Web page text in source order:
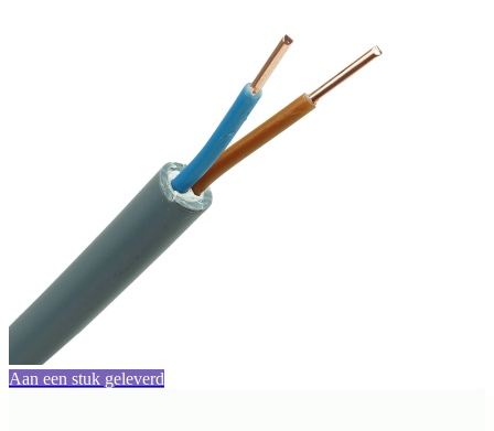
Aan een stuk geleverd